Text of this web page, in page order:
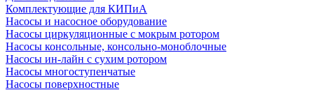
Комплектующие для КИПиА
Насосы и насосное оборудование
Насосы циркуляционные с мокрым ротором
Насосы консольные, консольно-моноблочные
Насосы ин-лайн с сухим ротором
Насосы многоступенчатые
Насосы поверхностные